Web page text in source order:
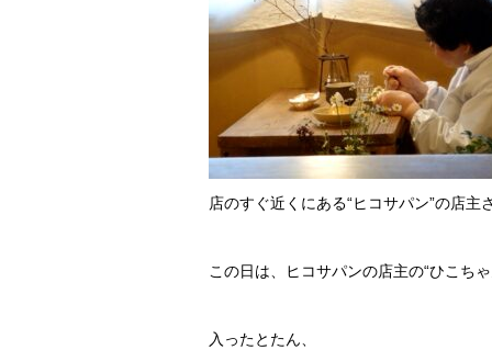
店のすぐ近くにある“ヒコサパン”の店
この日は、ヒコサパンの店主の“ひこち
入ったとたん、